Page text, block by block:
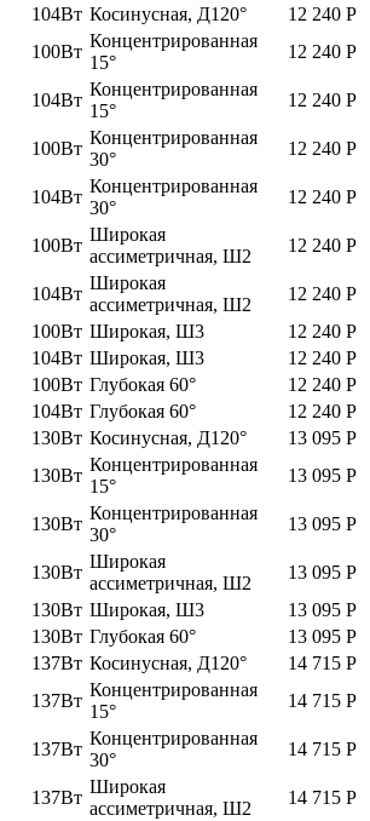
104Вт Косинусная, Д120° 12 240 Р
100Вт
Концентрированная
15°
12 240 Р
104Вт
Концентрированная
15°
12 240 Р
100Вт
Концентрированная
30°
12 240 Р
104Вт
Концентрированная
30°
12 240 Р
100Вт
Широкая
ассиметричная, Ш2
12 240 Р
104Вт
Широкая
ассиметричная, Ш2
12 240 Р
100Вт Широкая, Ш3 12 240 Р
104Вт Широкая, Ш3 12 240 Р
100Вт Глубокая 60° 12 240 Р
104Вт Глубокая 60° 12 240 Р
130Вт Косинусная, Д120° 13 095 Р
130Вт
Концентрированная
15°
13 095 Р
130Вт
Концентрированная
30°
13 095 Р
130Вт
Широкая
ассиметричная, Ш2
13 095 Р
130Вт Широкая, Ш3 13 095 Р
130Вт Глубокая 60° 13 095 Р
137Вт Косинусная, Д120° 14 715 Р
137Вт
Концентрированная
15°
14 715 Р
137Вт
Концентрированная
30°
14 715 Р
137Вт
Широкая
ассиметричная, Ш2
14 715 Р